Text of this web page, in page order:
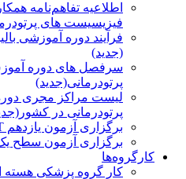
اطلاعیه تفاهم‌نامه
فیزیسیست های
فرآیند دوره آموزشی
(جدید)
سرفصل های دوره
پرتودرمانی(جدید)
لیست مراکز مجری
پرتودرمانی در
برگزاری آزمون یازدهم 3DCRT
برگزاری آزمون سطح یک
کارگروه‌ها
کار گروه پزشکی هسته